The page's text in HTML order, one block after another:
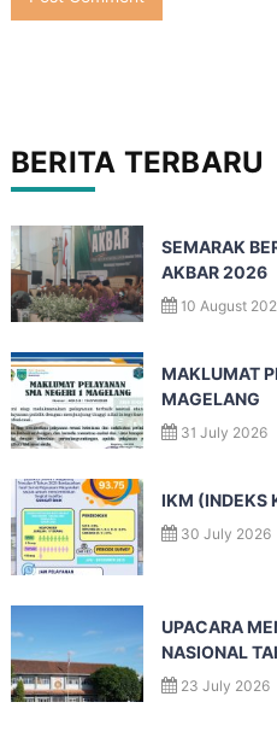
BERITA TERBARU
SEMARAK
AKBAR 2026
10 August
MAKLUMAT
MAGELANG
31 July 2026
IKM (INDEKS
30 July 2026
UPACARA
NASIONAL
23 July 2026